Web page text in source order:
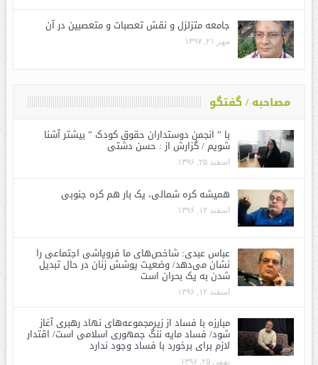
جامعه متزلزل و نقش تعصبات و متعصبین در آن
مهر ۲۱, ۱۳۹۷
مصاحبه / گفتگو
با ” انجمن دوستداران حقوق کودک ” بیشتر آشنا
شویم / گزارش از : حسن دشتی
اسفند ۲۵, ۱۳۹۶
همیشه کره شمالی، یک بار هم کره جنوبی
اسفند ۱۲, ۱۳۹۶
عباس عبدی: شاخص‌های ما فروپاشی اجتماعی را
نشان می‌دهد/ وضعیت پوشش زنان در حال تبدیل
شدن به یک بحران است
اسفند ۱۲, ۱۳۹۶
مبارزه با فساد از زیرمجموعه‌های نهاد رهبری آغاز
شود/ فساد مایه ننگ جمهوری اسلامی است/ اقتدار
لازم برای برخورد با فساد وجود ندارد
بهمن ۲۵, ۱۳۹۶